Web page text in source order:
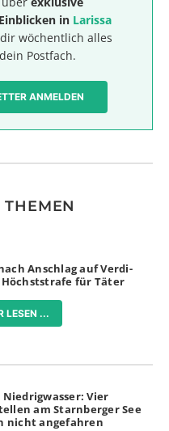
Einblicken in Larissa
wöchentlich alles
Postfach.
ANMELDEN
Anschlag auf Verdi-
Höchststrafe für Täter
LESEN ...
Niedrigwasser: Vier
am Starnberger See
nicht angefahren